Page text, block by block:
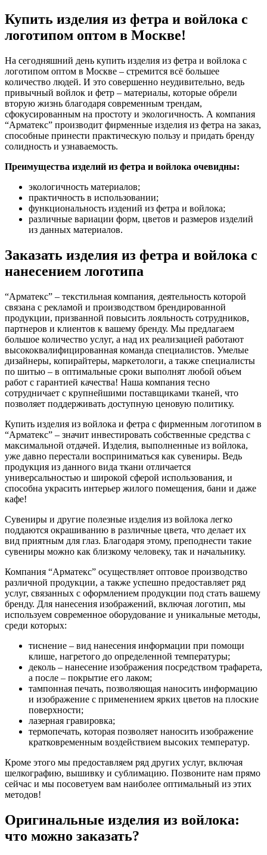
Купить изделия из фетра и войлока с
логотипом оптом в Москве!
На сегодняшний день купить изделия из фетра и войлока с
логотипом оптом в Москве – стремится всё большее
количество людей. И это совершенно неудивительно, ведь
привычный войлок и фетр – материалы, которые обрели
вторую жизнь благодаря современным трендам,
сфокусированным на простоту и экологичность. А компания
“Арматекс” производит фирменные изделия из фетра на заказ,
способные принести практическую пользу и придать бренду
солидность и узнаваемость.
Преимущества изделий из фетра и войлока очевидны:
экологичность материалов;
практичность в использовании;
функциональность издений из фетра и войлока;
различные вариации форм, цветов и размеров изделий
из данных материалов.
Заказать изделия из фетра и войлока с
нанесением логотипа
“Арматекс” – текстильная компания, деятельность которой
связана с рекламой и производством брендированной
продукции, призванной повысить лояльность сотрудников,
партнеров и клиентов к вашему бренду. Мы предлагаем
большое количество услуг, а над их реализацией работают
высококвалифицированная команда специалистов. Умелые
дизайнеры, копирайтеры, маркетологи, а также специалисты
по шитью – в оптимальные сроки выполнят любой объем
работ с гарантией качества! Наша компания тесно
сотрудничает с крупнейшими поставщиками тканей, что
позволяет поддерживать доступную ценовую политику.
Купить изделия из войлока и фетра с фирменным логотипом в
“Арматекс” – значит инвестировать собственные средства с
максимальной отдачей. Изделия, выполненные из войлока,
уже давно перестали восприниматься как сувениры. Ведь
продукция из данного вида ткани отличается
универсальностью и широкой сферой использования, и
способна украсить интерьер жилого помещения, бани и даже
кафе!
Сувениры и другие полезные изделия из войлока легко
поддаются окрашиванию в различные цвета, что делает их
вид приятным для глаз. Благодаря этому, преподнести такие
сувениры можно как близкому человеку, так и начальнику.
Компания “Арматекс” осуществляет оптовое производство
различной продукции, а также успешно предоставляет ряд
услуг, связанных с оформлением продукции под стать вашему
бренду. Для нанесения изображений, включая логотип, мы
используем современное оборудование и уникальные методы,
среди которых:
тиснение – вид нанесения информации при помощи
клише, нагретого до определенной температуры;
деколь – нанесение изображения посредством трафарета,
а после – покрытие его лаком;
тампонная печать, позволяющая наносить информацию
и изображение с применением ярких цветов на плоские
поверхности;
лазерная гравировка;
термопечать, которая позволяет наносить изображение
кратковременным воздействием высоких температур.
Кроме этого мы предоставляем ряд других услуг, включая
шелкографию, вышивку и сублимацию. Позвоните нам прямо
сейчас и мы посоветуем вам наиболее оптимальный из этих
методов!
Оригинальные изделия из войлока:
что можно заказать?